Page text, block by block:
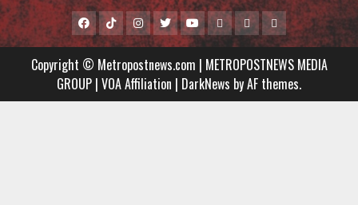
Facebook
Tiktok
Metropostnews
Media
Group
Instagram
TwitterYoutubeMCTVVIDEO
NEWS
AND
MUSIC
Player
Embed
Copyright © Metropostnews.com | METROPOSTNEWS MEDIA
GROUP | VOA Affiliation | DarkNews by AF themes.